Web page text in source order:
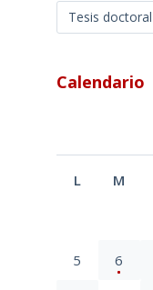
Tesis doctoral
Calendario
L M
5 6